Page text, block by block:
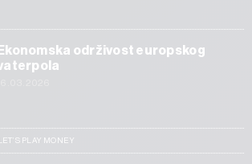
održivost europskog
PLAY MONEY